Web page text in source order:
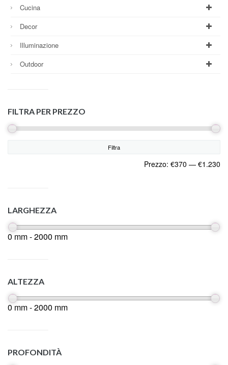
Cucina
Decor
Illuminazione
Outdoor
FILTRA PER PREZZO
Filtra
Prezzo: €370 — €1.230
LARGHEZZA
0 mm - 2000 mm
ALTEZZA
0 mm - 2000 mm
PROFONDITÀ